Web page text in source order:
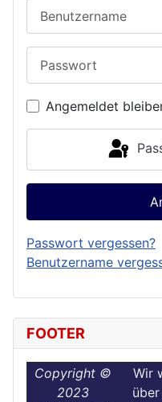
Angemeldet
Passwort vergessen?
Benutzername
FOOTER
Copyright ©
2023
Wir